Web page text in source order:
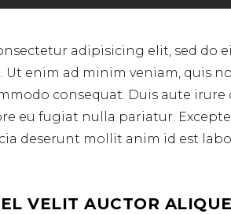
adipisicing elit, sed do
Ut enim ad minim veniam, quis
consequat. Duis aute
eu fugiat nulla pariatur.
deserunt mollit anim id est
VELIT AUCTOR